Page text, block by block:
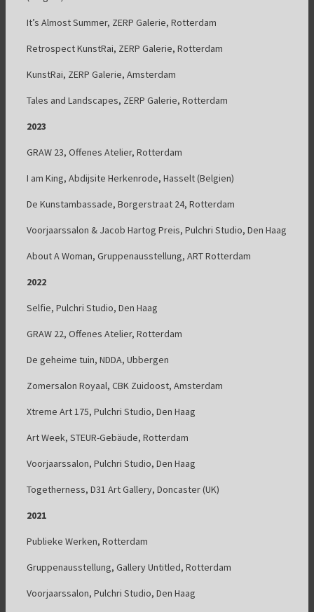
It’s Almost Summer, ZERP Galerie, Rotterdam
Retrospect KunstRai, ZERP Galerie, Rotterdam
KunstRai, ZERP Galerie, Amsterdam
Tales and Landscapes, ZERP Galerie, Rotterdam
2023
GRAW 23, Offenes Atelier, Rotterdam
I am King, Abdijsite Herkenrode, Hasselt (Belgien)
De Kunstambassade, Borgerstraat 24, Rotterdam
Voorjaarssalon & Jacob Hartog Preis, Pulchri Studio, Den Haag
About A Woman, Gruppenausstellung, ART Rotterdam
2022
Selfie, Pulchri Studio, Den Haag
GRAW 22, Offenes Atelier, Rotterdam
De geheime tuin, NDDA, Ubbergen
Zomersalon Royaal, CBK Zuidoost, Amsterdam
Xtreme Art 175, Pulchri Studio, Den Haag
Art Week, STEUR-Gebäude, Rotterdam
Voorjaarssalon, Pulchri Studio, Den Haag
Togetherness, D31 Art Gallery, Doncaster (UK)
2021
Publieke Werken, Rotterdam
Gruppenausstellung, Gallery Untitled, Rotterdam
Voorjaarssalon, Pulchri Studio, Den Haag